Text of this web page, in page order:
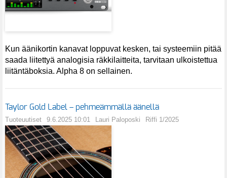
Kun äänikortin kanavat loppuvat kesken, tai systeemiin pitää
saada liitettyä analogisia räkkilaitteita, tarvitaan ulkoistettua
liitäntäboksia. Alpha 8 on sellainen.
Taylor Gold Label – pehmeämmällä äänellä
Tuoteuutiset 9.6.2025 10:01 Lauri Paloposki Riffi 1/2025